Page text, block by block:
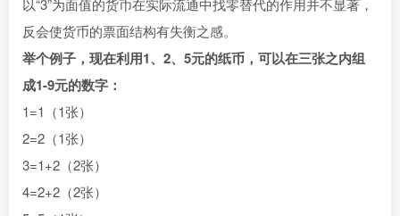
以“3”为面值的货币在实际流通中找零替代的作用并不显著，
反会使货币的票面结构有失衡之感。
举个例子，现在利用1、2、5元的纸币，可以在三张之内组
成1-9元的数字：
1=1（1张）
2=2（1张）
3=1+2（2张）
4=2+2（2张）